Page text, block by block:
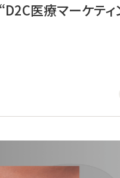
医療マーケティ